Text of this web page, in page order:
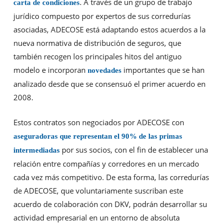
carta de condiciones. A través de un grupo de trabajo
jurídico compuesto por expertos de sus corredurías
asociadas, ADECOSE está adaptando estos acuerdos a la
nueva normativa de distribución de seguros, que
también recogen los principales hitos del antiguo
modelo e incorporan novedadesimportantes que se han
analizado desde que se consensuó el primer acuerdo en
2008.
Estos contratos son negociados por ADECOSE con
aseguradoras que representan el 90% de las primas
intermediadaspor sus socios, con el fin de establecer una
relación entre compañías y corredores en un mercado
cada vez más competitivo. De esta forma, las corredurías
de ADECOSE, que voluntariamente suscriban este
acuerdo de colaboración con DKV, podrán desarrollar su
actividad empresarial en un entorno de absoluta